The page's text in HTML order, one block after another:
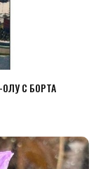
С БОРТА